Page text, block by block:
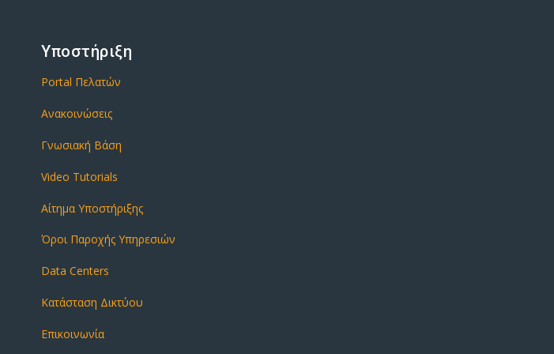
Υποστήριξη
Portal Πελατών
Ανακοινώσεις
Γνωσιακή Βάση
Video Tutorials
Αίτημα Υποστήριξης
Όροι Παροχής Υπηρεσιών
Data Centers
Κατάσταση Δικτύου
Επικοινωνία